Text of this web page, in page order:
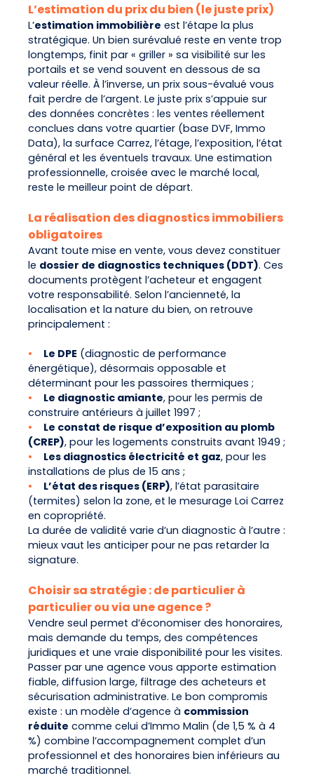
L’estimation du prix du bien (le juste prix)
L’estimation immobilière est l’étape la plus
stratégique. Un bien surévalué reste en vente trop
longtemps, finit par « griller » sa visibilité sur les
portails et se vend souvent en dessous de sa
valeur réelle. À l’inverse, un prix sous-évalué vous
fait perdre de l’argent. Le juste prix s’appuie sur
des données concrètes : les ventes réellement
conclues dans votre quartier (base DVF, Immo
Data), la surface Carrez, l’étage, l’exposition, l’état
général et les éventuels travaux. Une estimation
professionnelle, croisée avec le marché local,
reste le meilleur point de départ.
La réalisation des diagnostics immobiliers
obligatoires
Avant toute mise en vente, vous devez constituer
le dossier de diagnostics techniques (DDT). Ces
documents protègent l’acheteur et engagent
votre responsabilité. Selon l’ancienneté, la
localisation et la nature du bien, on retrouve
principalement :
• Le DPE (diagnostic de performance
énergétique), désormais opposable et
déterminant pour les passoires thermiques ;
•
Le diagnostic amiante, pour les permis de
construire antérieurs à juillet 1997 ;
•
Le constat de risque d’exposition au plomb
(CREP), pour les logements construits avant 1949 ;
•
Les diagnostics électricité et gaz, pour les
installations de plus de 15 ans ;
•
L’état des risques (ERP), l’état parasitaire
(termites) selon la zone, et le mesurage Loi Carrez
en copropriété.
La durée de validité varie d’un diagnostic à l’autre :
mieux vaut les anticiper pour ne pas retarder la
signature.
Choisir sa stratégie : de particulier à
particulier ou via une agence ?
Vendre seul permet d’économiser des honoraires,
mais demande du temps, des compétences
juridiques et une vraie disponibilité pour les visites.
Passer par une agence vous apporte estimation
fiable, diffusion large, filtrage des acheteurs et
sécurisation administrative. Le bon compromis
existe : un modèle d’agence à commission
réduite comme celui d’Immo Malin (de 1,5 % à 4
%) combine l’accompagnement complet d’un
professionnel et des honoraires bien inférieurs au
marché traditionnel.